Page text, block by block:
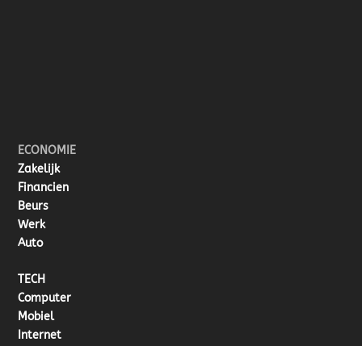
ECONOMIE
Zakelijk
Financien
Beurs
Werk
Auto
TECH
Computer
Mobiel
Internet